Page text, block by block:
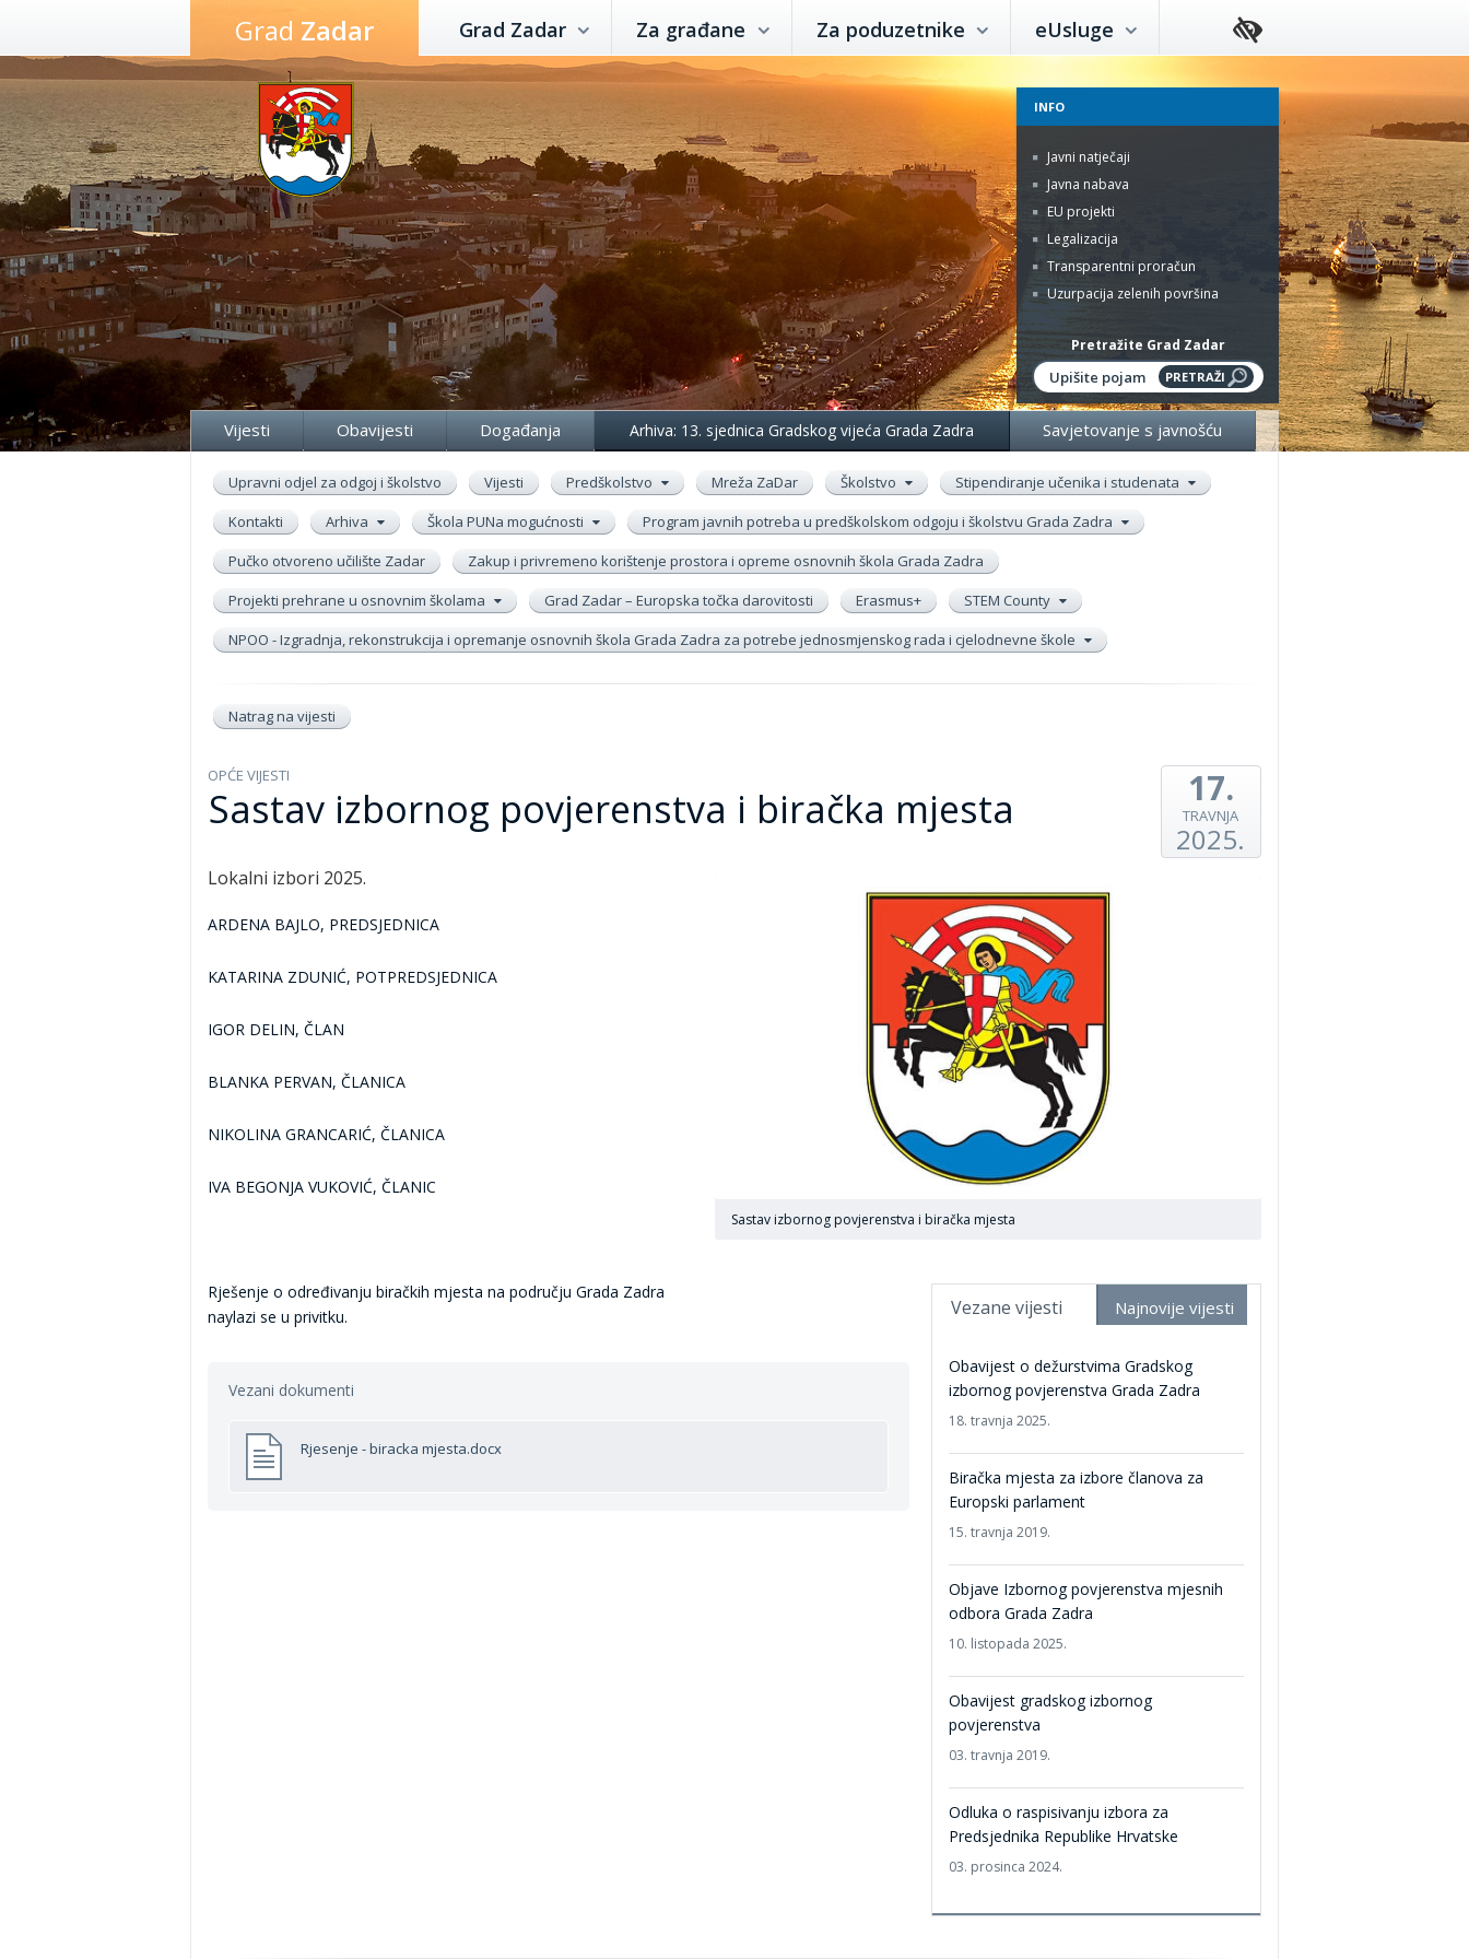
Preskoči
sadržaj
Grad Zadar Grad Zadar Za građane Za poduzetnike eUsluge
INFO
Javni natječaji
Javna nabava
EU projekti
Legalizacija
Transparentni proračun
Uzurpacija zelenih površina
Pretražite Grad Zadar
Vijesti Obavijesti Događanja Arhiva: 13. sjednica Gradskog vijeća Grada Zadra Savjetovanje s javnošću
Upravni odjel za odgoj i školstvo Vijesti Predškolstvo Mreža ZaDar Školstvo
Stipendiranje učenika i studenata
Kontakti
Arhiva Škola PUNa mogućnosti
Program javnih potreba u predškolskom odgoju i školstvu Grada Zadra
Pučko otvoreno učilište Zadar
Zakup i privremeno korištenje prostora i opreme osnovnih škola Grada Zadra
Projekti prehrane u osnovnim školama
Grad Zadar – Europska točka darovitosti Erasmus+
STEM County
NPOO - Izgradnja, rekonstrukcija i opremanje osnovnih škola Grada Zadra za potrebe jednosmjenskog rada i cjelodnevne škole
Natrag na vijesti
OPĆE VIJESTI
Sastav izbornog povjerenstva i biračka mjesta 17.
TRAVNJA
2025.
Sastav izbornog povjerenstva i biračka mjesta
Vezane vijesti Najnovije vijesti
Obavijest o dežurstvima Gradskog
izbornog povjerenstva Grada Zadra
18. travnja 2025.
Biračka mjesta za izbore članova za
Europski parlament
15. travnja 2019.
Objave Izbornog povjerenstva mjesnih
odbora Grada Zadra
10. listopada 2025.
Obavijest gradskog izbornog
povjerenstva
03. travnja 2019.
Odluka o raspisivanju izbora za
Predsjednika Republike Hrvatske
03. prosinca 2024.
Lokalni izbori 2025.
ARDENA BAJLO, PREDSJEDNICA
KATARINA ZDUNIĆ, POTPREDSJEDNICA
IGOR DELIN, ČLAN
BLANKA PERVAN, ČLANICA
NIKOLINA GRANCARIĆ, ČLANICA
IVA BEGONJA VUKOVIĆ, ČLANIC
Rješenje o određivanju biračkih mjesta na području Grada Zadra
naylazi se u privitku.
Vezani dokumenti
Rjesenje - biracka mjesta.docx